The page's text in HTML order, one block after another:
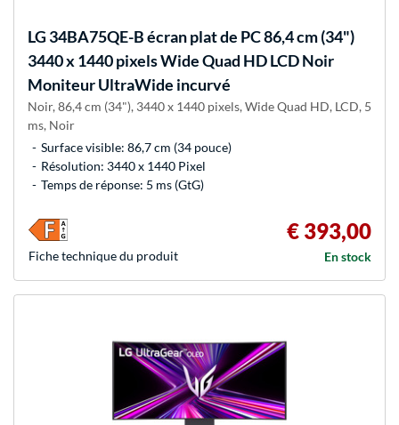
LG 34BA75QE-B écran plat de PC 86,4 cm (34")
3440 x 1440 pixels Wide Quad HD LCD Noir
Moniteur UltraWide incurvé
Noir, 86,4 cm (34"), 3440 x 1440 pixels, Wide Quad HD, LCD, 5
ms, Noir
Surface visible: 86,7 cm (34 pouce)
Résolution: 3440 x 1440 Pixel
Temps de réponse: 5 ms (GtG)
€ 393,00
En stock
Fiche technique du produit